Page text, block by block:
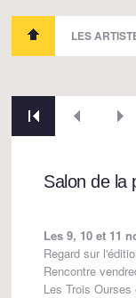
LES
Salon de la
Les 9, 10 et 11
Regard sur
Rencontre
Les Trois